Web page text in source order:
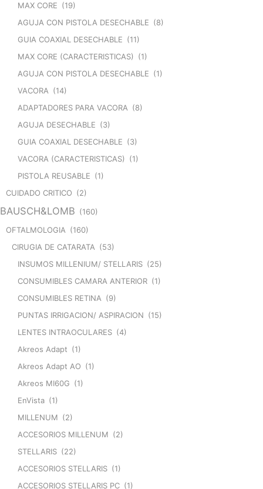
MAX CORE (19)
AGUJA CON PISTOLA DESECHABLE (8)
GUIA COAXIAL DESECHABLE (11)
MAX CORE (CARACTERISTICAS) (1)
AGUJA CON PISTOLA DESECHABLE (1)
VACORA (14)
ADAPTADORES PARA VACORA (8)
AGUJA DESECHABLE (3)
GUIA COAXIAL DESECHABLE (3)
VACORA (CARACTERISTICAS) (1)
PISTOLA REUSABLE (1)
CUIDADO CRITICO (2)
BAUSCH&LOMB (160)
OFTALMOLOGIA (160)
CIRUGIA DE CATARATA (53)
INSUMOS MILLENIUM/ STELLARIS (25)
CONSUMIBLES CAMARA ANTERIOR (1)
CONSUMIBLES RETINA (9)
PUNTAS IRRIGACION/ ASPIRACION (15)
LENTES INTRAOCULARES (4)
Akreos Adapt (1)
Akreos Adapt AO (1)
Akreos MI60G (1)
EnVista (1)
MILLENUM (2)
ACCESORIOS MILLENUM (2)
STELLARIS (22)
ACCESORIOS STELLARIS (1)
ACCESORIOS STELLARIS PC (1)